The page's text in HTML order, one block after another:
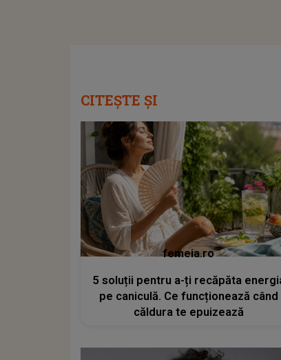
CITEȘTE ȘI
femeia.ro
5 soluții pentru a-ți recăpăta
pe caniculă. Ce funcționează când
căldura te epuizează